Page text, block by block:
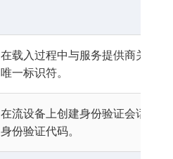
在载入过程中与服务提供商关联的
唯一标识符。
在流设备上创建身份验证会话后获
身份验证代码。